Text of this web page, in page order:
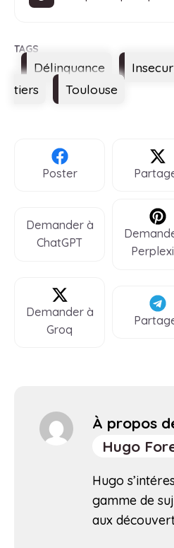
Délinquance
tiers
Toulouse
Poster
Demander à
ChatGPT
Demander à
Groq
À propos
Hugo
Hugo
gamme de
aux